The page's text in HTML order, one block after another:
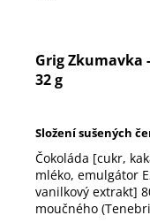
Grig Zkumavka
32 g
Složení sušených
Čokoláda [cukr,
mléko, emulgátor
vanilkový extrakt]
moučného